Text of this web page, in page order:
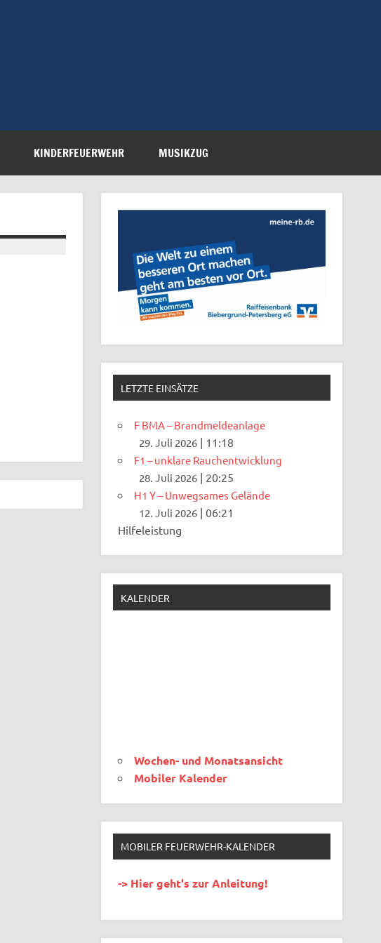
KINDERFEUERWEHR MUSIKZUG
LETZTE EINSÄTZE
F BMA – Brandmeldeanlage
29. Juli 2026 | 11:18
F1 – unklare Rauchentwicklung
28. Juli 2026 | 20:25
H1 Y – Unwegsames Gelände
12. Juli 2026 |06:21
Hilfeleistung
KALENDER
Wochen- und Monatsansicht
Mobiler Kalender
MOBILER FEUERWEHR-KALENDER
-> Hier geht's zur Anleitung!